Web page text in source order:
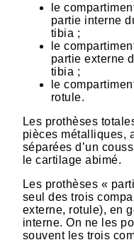
le
partie interne
tibia ;
le
partie externe
tibia ;
le
rotule.
Les prothèses
pièces métalliques,
séparées d’un
le cartilage abimé.
Les prothèses «
seul des trois
externe, rotule), en
interne. On ne les
souvent les trois